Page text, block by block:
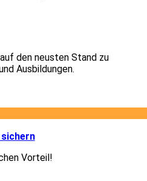
den neusten Stand zu
Ausbildungen.
Vorteil!